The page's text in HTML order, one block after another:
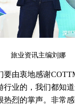
旅业资讯主编刘娜
要由衷地感谢
行业的，我们都知
热烈的掌声。非常